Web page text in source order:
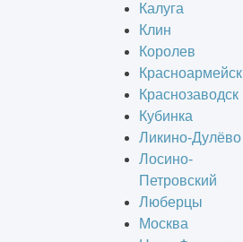
Калуга
Клин
Королев
Красноармейск
Краснозаводск
Кубинка
Ликино-Дулёво
Лосино-
Петровский
Люберцы
Москва